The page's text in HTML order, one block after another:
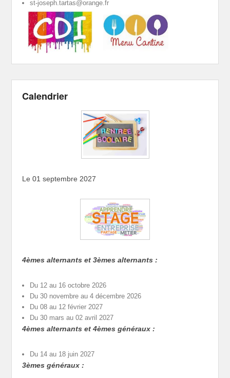
st-joseph.tartas@orange.fr
Calendrier
Le 01 septembre 2027
4èmes alternants et 3èmes alternants :
Du 12 au 16 octobre 2026
Du 30 novembre au 4 décembre 2026
Du 08 au 12 février 2027
Du 30 mars au 02 avril 2027
4èmes alternants et 4èmes généraux :
Du 14 au 18 juin 2027
3èmes généraux :